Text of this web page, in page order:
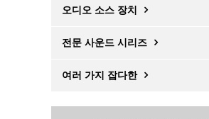
오디오 소스 장치
전문 사운드 시리즈
여러 가지 잡다한